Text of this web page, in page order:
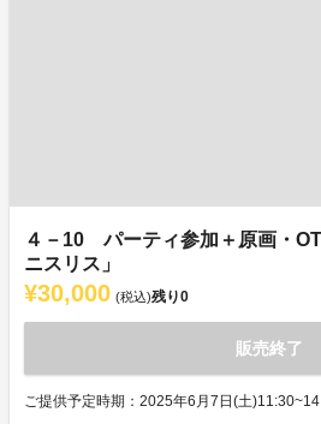
４－10 パーティ参加＋原画・
ニスリス」
¥30,000 (税込)残り0
販売終了
ご提供予定時期：2025年6月7日(土